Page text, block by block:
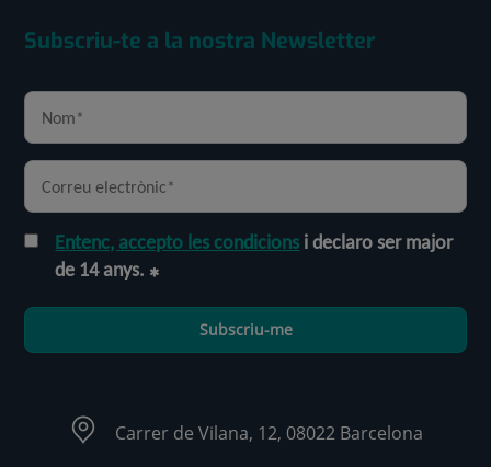
Subscriu-te a la nostra Newsletter
Entenc, accepto les condicions i declaro ser major
de 14 anys.
Subscriu-me
Carrer de Vilana, 12, 08022 Barcelona